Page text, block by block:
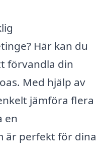
Här kan du
förvandla din
Med hjälp av
jämföra flera
en
är perfekt för dina